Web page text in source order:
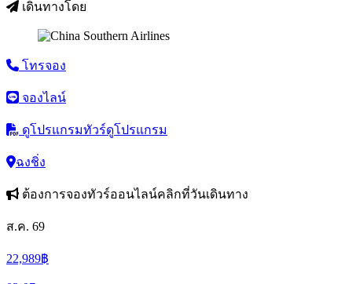
เดินทางโดย
โทรจอง
จองไลน์
ดูโปรแกรมทัวร์ดูโปรแกรม
ฉงชิ่ง
ต้องการจองทัวร์ออนไลน์คลิกที่วันเดินทาง
ส.ค. 69
22,989฿